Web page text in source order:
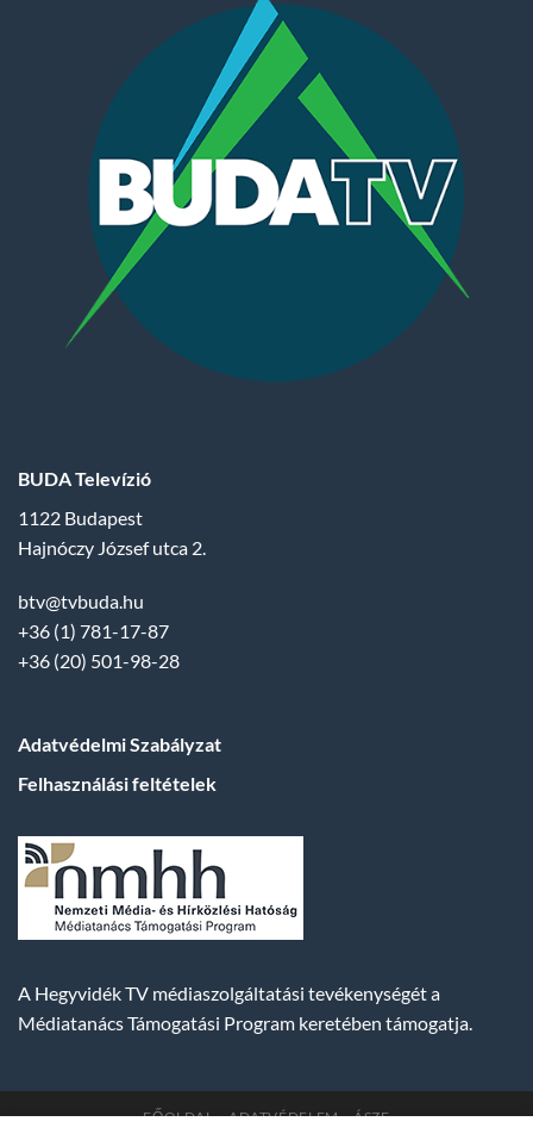
BUDA Televízió
1122 Budapest
Hajnóczy József utca 2.
btv@tvbuda.hu
+36 (1) 781-17-87
+36 (20) 501-98-28
Adatvédelmi Szabályzat
Felhasználási feltételek
A Hegyvidék TV médiaszolgáltatási tevékenységét a
Médiatanács Támogatási Program keretében támogatja.
FŐOLDAL ADATVÉDELEM ÁSZF